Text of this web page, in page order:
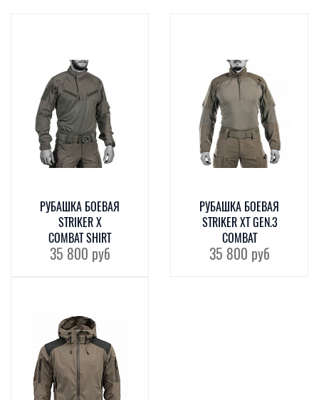
РУБАШКА БОЕВАЯ
STRIKER X
COMBAT SHIRT
35 800 руб
РУБАШКА БОЕВАЯ
STRIKER XT GEN.3
COMBAT
35 800 руб